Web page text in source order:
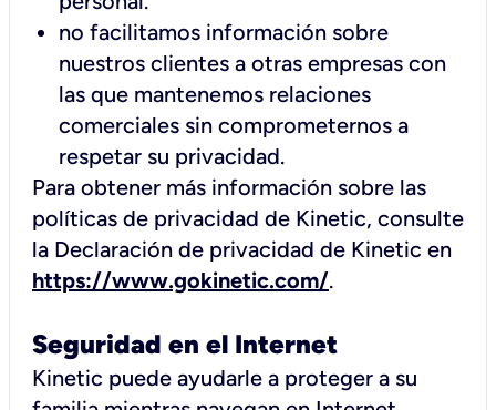
no facilitamos información sobre
nuestros clientes a otras empresas con
las que mantenemos relaciones
comerciales sin comprometernos a
respetar su privacidad.
Para obtener más información sobre las
políticas de privacidad de Kinetic, consulte
la Declaración de privacidad de Kinetic en
https://www.gokinetic.com/.
Seguridad en el Internet
Kinetic puede ayudarle a proteger a su